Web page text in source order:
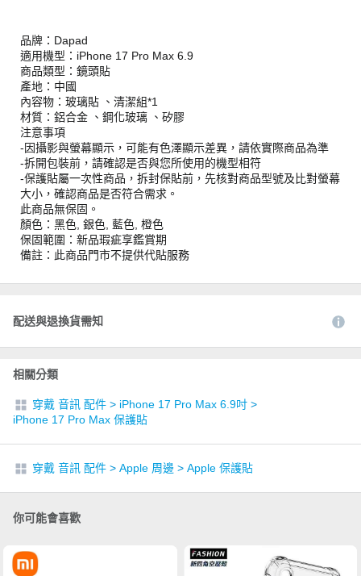
品牌：Dapad
適用機型：iPhone 17 Pro Max 6.9
商品類型：鏡頭貼
產地：中國
內容物：玻璃貼 、清潔組*1
材質：鋁合金 、鋼化玻璃 、矽膠
注意事項
-因攝影與螢幕顯示，可能有色澤顯示差異，請依實際商品為準
-拆開包裝前，請確認是否與您所使用的機型相符
-保護貼屬一次性商品，拆封保貼前，先核對商品型號及比對螢幕
大小，確認商品是否符合需求。
此商品無保固。
顏色：黑色, 銀色, 藍色, 橙色
保固範圍：新品瑕疵享鑑賞期
備註：此商品門市不提供代貼服務
配送與退換貨需知
相關分類
穿戴 音訊 配件 > iPhone 17 Pro Max 6.9吋 >
iPhone 17 Pro Max 保護貼
穿戴 音訊 配件 > Apple 周邊 > Apple 保護貼
你可能會喜歡